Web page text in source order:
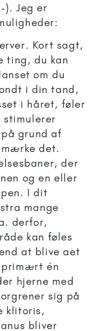
). Jeg er
Kort sagt,
ting, du kan
om du
i din tand,
i håret, føler
stimulerer
grund af
det.
der
og en eller
I dit
mange
derfor,
kan føles
at blive aet
primært én
hjerne med
sig på
klitoris,
bliver